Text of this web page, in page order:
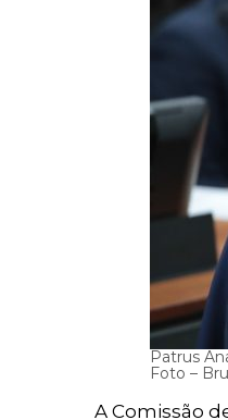
Patrus
Foto –
A Comissão